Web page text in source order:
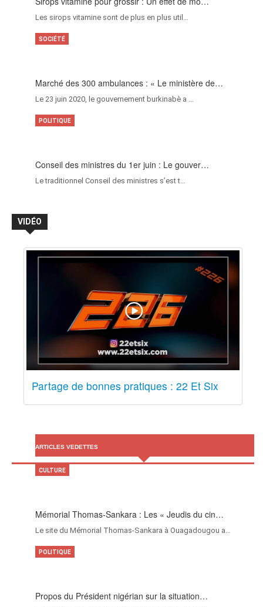
Les sirops vitamine sont de plus en plus util…
Marché des 300 ambulances : « Le ministère de…
Le 23 juin 2020, le gouvernement burkinabè a …
SOCIÉTÉ
Conseil des ministres du 1er juin : Le gouver…
Le traditionnel Conseil des ministres s’est t…
POLITIQUE
VIDÉO
Partage de bonnes pratiques : 22 Et Six
ARTICLES VEDETTES
Mémorial Thomas-Sankara : Les « Jeudis du cin…
Le site du Mémorial Thomas-Sankara à Ouagadougou a…
CULTURE
Propos du Président nigérian sur la situation…
POLITIQUE